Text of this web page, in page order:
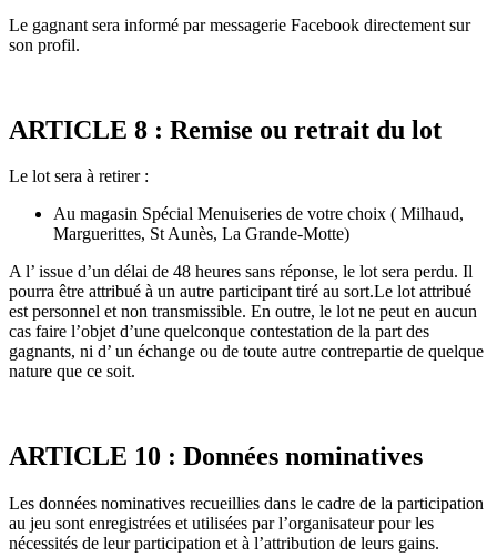
Le gagnant sera informé par messagerie Facebook directement sur
son profil.
ARTICLE 8 : Remise ou retrait du lot
Le lot sera à retirer :
Au magasin Spécial Menuiseries de votre choix ( Milhaud,
Marguerittes, St Aunès, La Grande-Motte)
A l’ issue d’un délai de 48 heures sans réponse, le lot sera perdu. Il
pourra être attribué à un autre participant tiré au sort.Le lot attribué
est personnel et non transmissible. En outre, le lot ne peut en aucun
cas faire l’objet d’une quelconque contestation de la part des
gagnants, ni d’ un échange ou de toute autre contrepartie de quelque
nature que ce soit.
ARTICLE 10 : Données nominatives
Les données nominatives recueillies dans le cadre de la participation
au jeu sont enregistrées et utilisées par l’organisateur pour les
nécessités de leur participation et à l’attribution de leurs gains.